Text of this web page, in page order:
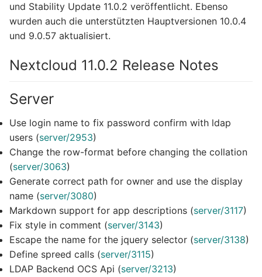
und Stability Update 11.0.2 veröffentlicht. Ebenso
wurden auch die unterstützten Hauptversionen 10.0.4
und 9.0.57 aktualisiert.
Nextcloud 11.0.2 Release Notes
Server
Use login name to fix password confirm with ldap
users (server/2953)
Change the row-format before changing the collation
(server/3063)
Generate correct path for owner and use the display
name (server/3080)
Markdown support for app descriptions (server/3117)
Fix style in comment (server/3143)
Escape the name for the jquery selector (server/3138)
Define spreed calls (server/3115)
LDAP Backend OCS Api (server/3213)